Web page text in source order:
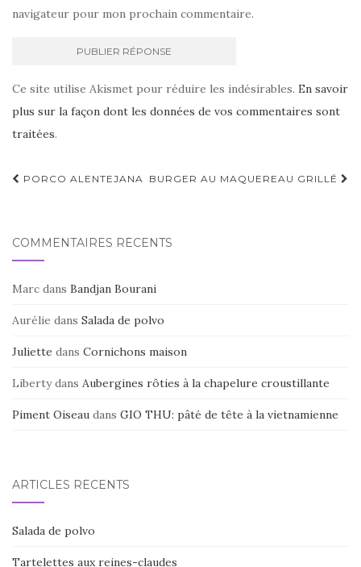
navigateur pour mon prochain commentaire.
Ce site utilise Akismet pour réduire les indésirables. En savoir
plus sur la façon dont les données de vos commentaires sont
traitées.
Navigation
PORCO ALENTEJANA BURGER AU MAQUEREAU GRILLÉ
COMMENTAIRES RÉCENTS
Marc dans Bandjan Bourani
Aurélie dans Salada de polvo
Juliette dans Cornichons maison
Libertydans Aubergines rôties à la chapelure croustillante
Piment Oiseau dans GIO THU: pâté de tête à la vietnamienne
ARTICLES RÉCENTS
Salada de polvo
Tartelettes aux reines-claudes